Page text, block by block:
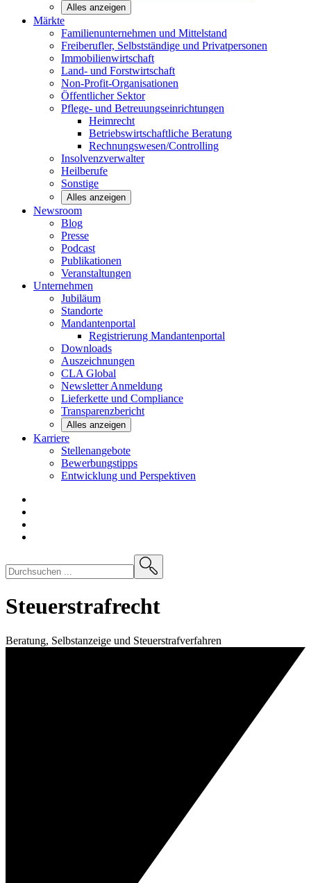
Alles anzeigen
Märkte
Familienunternehmen und Mittelstand
Freiberufler, Selbstständige und Privatpersonen
Immobilienwirtschaft
Land- und Forstwirtschaft
Non-Profit-Organisationen
Öffentlicher Sektor
Pflege- und Betreuungseinrichtungen
Heimrecht
Betriebswirtschaftliche Beratung
Rechnungswesen/Controlling
Insolvenzverwalter
Heilberufe
Sonstige
Alles anzeigen
Newsroom
Blog
Presse
Podcast
Publikationen
Veranstaltungen
Unternehmen
Jubiläum
Standorte
Mandantenportal
Registrierung Mandantenportal
Downloads
Auszeichnungen
CLA Global
NewsletterAnmeldung
Lieferkette und Compliance
Transparenzbericht
Alles anzeigen
Karriere
Stellenangebote
Bewerbungstipps
Entwicklung und Perspektiven
Steuerstrafrecht
Beratung, Selbstanzeige und Steuerstrafverfahren